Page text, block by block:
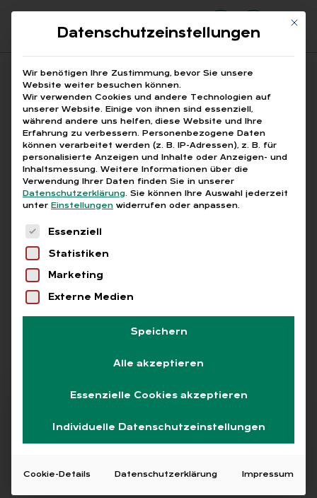
Suchfeld
Suchen
Breadcrumb-Navigation
STARTSEITE BAULOHNABRECHNUNG GARTEN- UND …
Alle Bei­trä­ge mit dem
Schlag­wort „Bau­lohn­ab­
rech­nung Gar­ten- und
Land­schafts­bau“
Mit
Datenschutzeinstellungen
Wir benötigen Ihre Zustimmung, bevor Sie unsere
Website weiter besuchen können.
Wir verwenden Cookies und andere Technologien auf
unserer Website. Einige von ihnen sind essenziell,
während andere uns helfen, diese Website und Ihre
Erfahrung zu verbessern. Personenbezogene Daten
können verarbeitet werden (z. B. IP-Adressen), z. B. für
personalisierte Anzeigen und Inhalte oder Anzeigen- und
Inhaltsmessung. Weitere Informationen über die
Verwendung Ihrer Daten finden Sie in unserer
Datenschutzerklärung. Sie können Ihre Auswahl jederzeit
unter Einstellungen widerrufen oder anpassen.
Es folgt eine Liste der Service-Gruppen, für
Essenziell
Statistiken
Marketing
Externe Medien
Speichern
Alle akzeptieren
Essenzielle Cookies akzeptieren
Individuelle Datenschutzeinstellungen
Cookie-Details Datenschutzerklärung Impressum